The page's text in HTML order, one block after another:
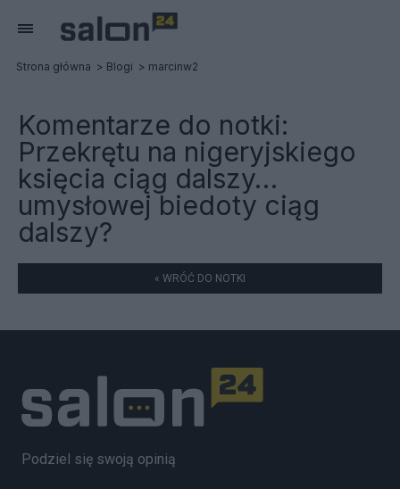
Strona główna Blogi marcinw2
Komentarze do notki:
Przekrętu na nigeryjskiego
księcia ciąg dalszy…
umysłowej biedoty ciąg
dalszy?
« WRÓĆ DO NOTKI
Podziel się swoją opinią